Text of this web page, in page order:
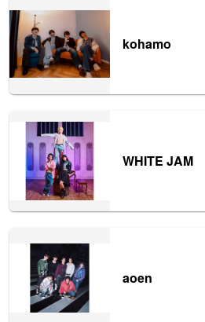
kohamo
WHITE JAM
aoen